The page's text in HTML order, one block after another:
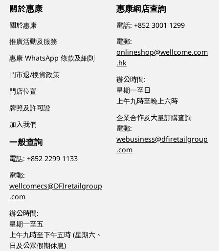
關於惠康
關於惠康
推廣活動及服務
惠康 WhatsApp 條款及細則
門市退/換貨政策
門店位置
牌照及許可證
加入我們
一般查詢
電話:+852 2299 1133
電郵:
wellcomecs@DFIretailgroup
.com
辦公時間:
星期一至五
上午九時至下午五時 (星期六、
日及公眾假期休息)
惠康網店查詢
電話:+852 3001 1299
電郵:
onlineshop@wellcome.com
.hk
辦公時間:
星期一至日
上午九時至晚上六時
企業合作及大量訂購查詢
電郵:
webusiness@dfiretailgroup
.com